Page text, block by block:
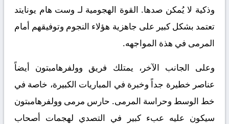
وذكية لا يُمكن صدها. القوة الهجومية لـ وست هام يونايتد
تعتمد بشكل كبير على جاهزية هؤلاء النجوم وتوفيقهم أمام
المرمى في هذة المواجهه.
وعلى الجانب الآخر، يمتلك فريق وولفرهامبتون أيضاً
عناصر خطيرة جداً وخبرة في المباريات الكبيرة، خاصة في
خط الوسط وحراسة المرمى. حارس مرمى وولفرهامبتون
سيكون عليه عبء كبير في التصدي لهجمات أصحاب